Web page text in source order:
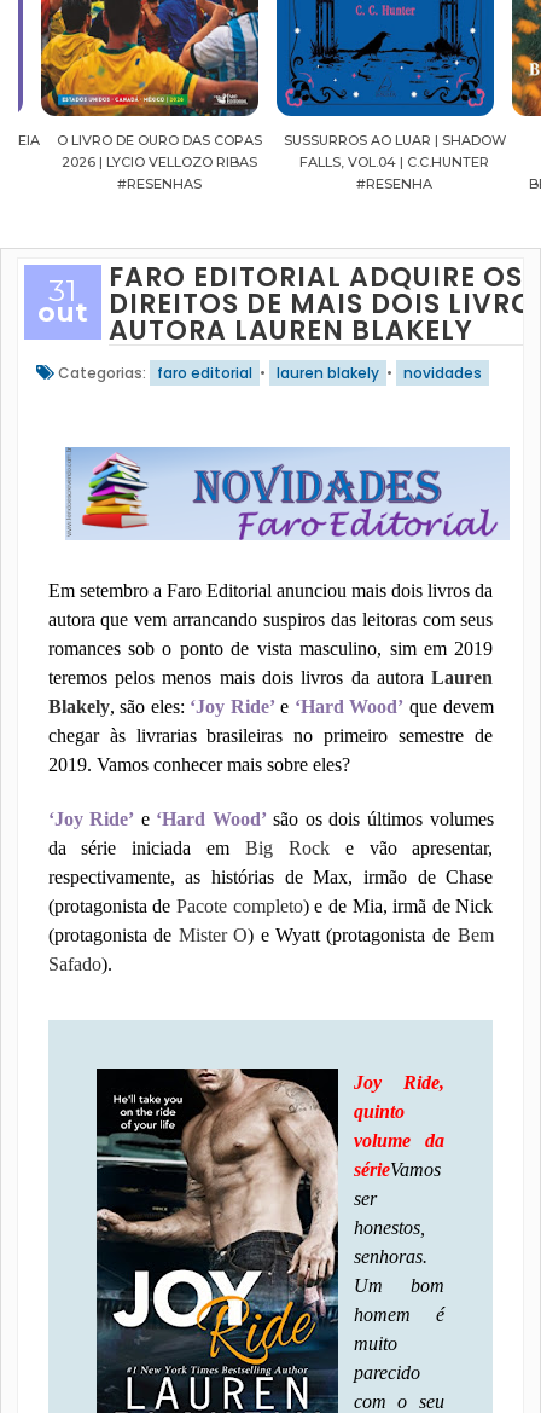
O LIVRO DE OURO DAS COPAS
2026 | LYCIO VELLOZO RIBAS
#RESENHAS
SUSSURROS AO LUAR | SHADOW
FALLS, VOL.04 | C.C.HUNTER
#RESENHA
31
out
FARO EDITORIAL ADQUIRE OS
DIREITOS DE MAIS DOIS
AUTORA LAUREN BLAKELY
Categorias: faro editorial • lauren blakely • novidades
Em setembro a Faro Editorial anunciou mais dois livros da
autora que vem arrancando suspiros das leitoras com seus
romances sob o ponto de vista masculino, sim em 2019
teremos pelos menos mais dois livros da autoraLauren
Blakely, são eles: ‘Joy Ride’ e ‘Hard Wood’ que devem
chegar às livrarias brasileiras no primeiro semestre de
2019. Vamos conhecer mais sobre eles?
‘Joy Ride’ e ‘Hard Wood’ são os dois últimos volumes
da série iniciada em Big Rocke vão apresentar,
respectivamente, as histórias de Max, irmão de Chase
(protagonista de Pacote completo) e de Mia, irmã de Nick
(protagonista de Mister O) e Wyatt (protagonista de Bem
Safado).
Joy Ride,
quinto
volume da
sérieVamos
ser
honestos,
senhoras.
Um bom
homem é
muito
parecido
com o seu